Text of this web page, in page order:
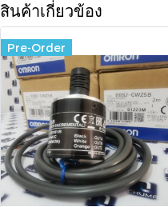
สินค้าเกี่ยวข้อง
Pre-Order